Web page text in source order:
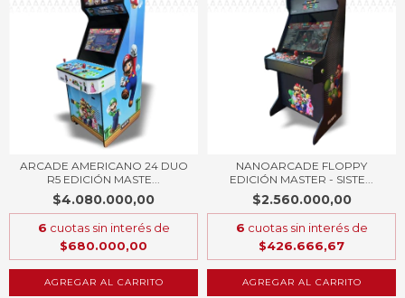
ARCADE AMERICANO 24 DUO
R5 EDICIÓN MASTE...
$4.080.000,00
6 cuotas sin interés de
$680.000,00
AGREGAR AL CARRITO
NANOARCADE FLOPPY
EDICIÓN MASTER - SISTE...
$2.560.000,00
6 cuotas sin interés de
$426.666,67
AGREGAR AL CARRITO